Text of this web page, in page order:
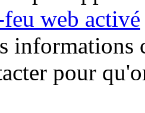
feu web activé
informations
pour